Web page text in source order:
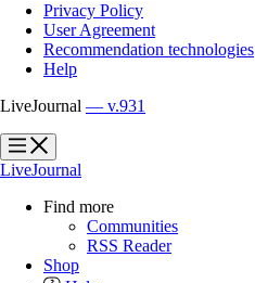
Privacy Policy
User Agreement
Recommendation technologies
Help
LiveJournal — v.931
?
?
LiveJournal
Find more
Communities
RSS Reader
Shop